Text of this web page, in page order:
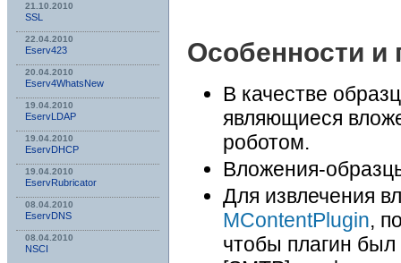
21.10.2010
SSL
22.04.2010
Eserv423
20.04.2010
Eserv4WhatsNew
19.04.2010
EservLDAP
19.04.2010
EservDHCP
19.04.2010
EservRubricator
08.04.2010
EservDNS
08.04.2010
NSСI
Особенности и
В качестве
являющиеся
роботом.
Вложения-
Для извлечения
MContentPlugin,
чтобы плагин